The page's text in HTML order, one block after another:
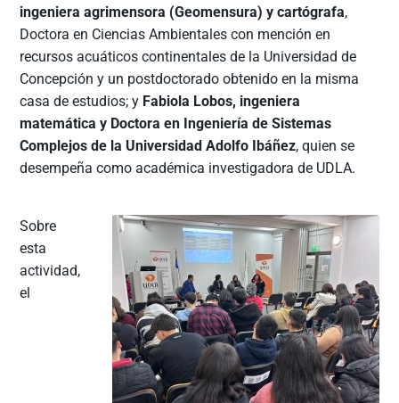
ingeniera agrimensora (Geomensura) y cartógrafa,
Doctora en Ciencias Ambientales con mención en
recursos acuáticos continentales de la Universidad de
Concepción y un postdoctorado obtenido en la misma
casa de estudios; y Fabiola Lobos, ingeniera
matemática y Doctora en Ingeniería de Sistemas
Complejos de la Universidad Adolfo Ibáñez, quien se
desempeña como académica investigadora de UDLA.
Sobre
esta
actividad,
el